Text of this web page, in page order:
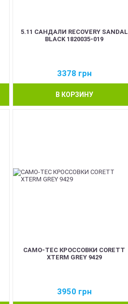
5.11 САНДАЛИ RECOVERY SANDAL
BLACK 1820035-019
3378 грн
В КОРЗИНУ
CAMO-TEC КРОССОВКИ CORETT
XTERM GREY 9429
3950 грн